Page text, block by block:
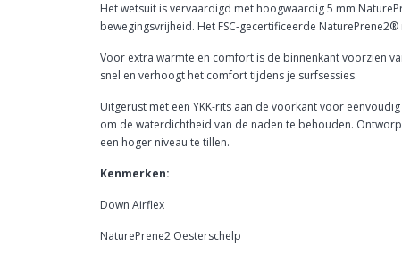
Het wetsuit is vervaardigd met hoogwaardig 5 mm
bewegingsvrijheid. Het FSC-gecertificeerde
Voor extra warmte en comfort is de binnenkant voorzien
snel en verhoogt het comfort tijdens je surfsessies.
Uitgerust met een YKK-rits aan de voorkant voor
om de waterdichtheid van de naden te behouden.
een hoger niveau te tillen.
Kenmerken:
Down Airflex
NaturePrene2 Oesterschelp